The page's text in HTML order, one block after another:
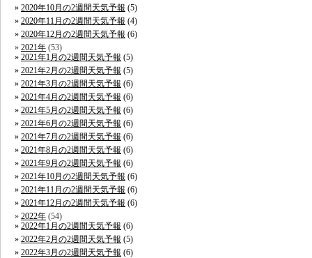
2020年10月の2週間天気予報 (5)
2020年11月の2週間天気予報 (4)
2020年12月の2週間天気予報 (6)
2021年 (53)
2021年1月の2週間天気予報 (5)
2021年2月の2週間天気予報 (5)
2021年3月の2週間天気予報 (6)
2021年4月の2週間天気予報 (6)
2021年5月の2週間天気予報 (6)
2021年6月の2週間天気予報 (6)
2021年7月の2週間天気予報 (6)
2021年8月の2週間天気予報 (6)
2021年9月の2週間天気予報 (6)
2021年10月の2週間天気予報 (6)
2021年11月の2週間天気予報 (6)
2021年12月の2週間天気予報 (6)
2022年 (54)
2022年1月の2週間天気予報 (6)
2022年2月の2週間天気予報 (5)
2022年3月の2週間天気予報 (6)